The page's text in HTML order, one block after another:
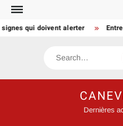
Skip
content qui doivent alerter
Search
Dernières